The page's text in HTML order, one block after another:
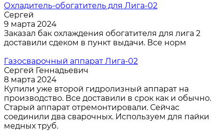
Охладитель-обогатитель для Лига-02
Сергей
9 марта 2024
Заказал бак охлаждения обогатителя для лига 2
доставили сдеком в пункт выдачи. Все норм
Газосварочный аппарат Лига-02
Сергей Геннадьевич
8 марта 2024
Купили уже второй гидролизный аппарат на
производство. Все доставили в срок как и обычно.
Старый аппарат отремонтировали. Сейчас
соединили два сварочных. Используем для пайки
медных труб.